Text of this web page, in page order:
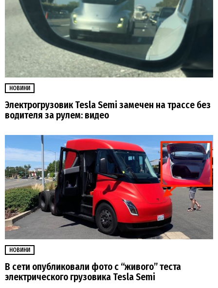
НОВИНИ
Электрогрузовик Tesla Semi замечен на трассе без
водителя за рулем: видео
НОВИНИ
В сети опубликовали фото с “живого” теста
электрического грузовика Tesla Semi